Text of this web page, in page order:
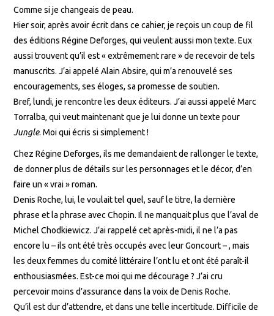
Comme si je changeais de peau.
Hier soir, après avoir écrit dans ce cahier, je reçois un coup de fil
des éditions Régine Deforges, qui veulent aussi mon texte. Eux
aussi trouvent qu’il est « extrêmement rare » de recevoir de tels
manuscrits. J’ai appelé Alain Absire, qui m’a renouvelé ses
encouragements, ses éloges, sa promesse de soutien.
Bref, lundi, je rencontre les deux éditeurs. J’ai aussi appelé Marc
Torralba, qui veut maintenant que je lui donne un texte pour
Jungle. Moi qui écris si simplement !
Chez Régine Deforges, ils me demandaient de rallonger le texte,
de donner plus de détails sur les personnages et le décor, d’en
faire un « vrai » roman.
Denis Roche, lui, le voulait tel quel, sauf le titre, la dernière
phrase et la phrase avec Chopin. Il ne manquait plus que l’aval de
Michel Chodkiewicz. J’ai rappelé cet après-midi, il ne l’a pas
encore lu – ils ont été très occupés avec leur Goncourt – , mais
les deux femmes du comité littéraire l’ont lu et ont été paraît-il
enthousiasmées. Est-ce moi qui me décourage ? J’ai cru
percevoir moins d’assurance dans la voix de Denis Roche.
Qu’il est dur d’attendre, et dans une telle incertitude. Difficile de